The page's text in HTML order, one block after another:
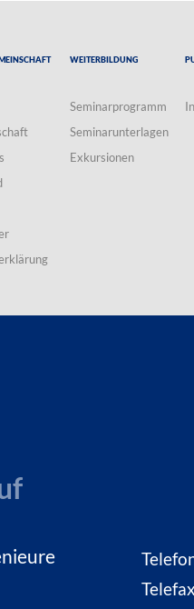
Weiterbildung
Seminarprogramm
Seminarunterlagen
Exkursionen